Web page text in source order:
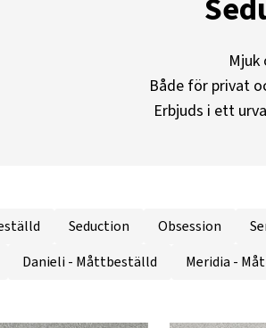
Mjuk
Både för privat
Erbjuds i ett
Seduction Obsession
Danieli - Måttbeställd Meridia -